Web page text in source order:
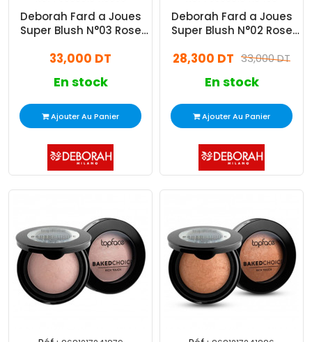
Deborah Fard a Joues
Super Blush N°03 Rose
33,000 DT
En stock
Ajouter Au Panier
Deborah Fard a Joues
Super Blush N°02 Rose
33,000 DT
28,300 DT
En stock
Ajouter Au Panier